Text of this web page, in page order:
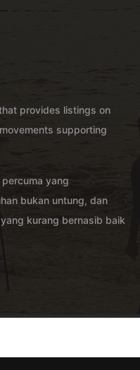
provides listings on
supporting
yang
bukan untung, dan
kurang bernasib baik